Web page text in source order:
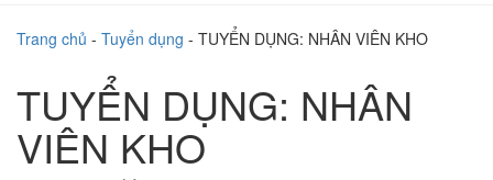
Trang chủ - Tuyển dụng - TUYỂN DỤNG: NHÂN VIÊN KHO
TUYỂN DỤNG: NHÂN
VIÊN KHO